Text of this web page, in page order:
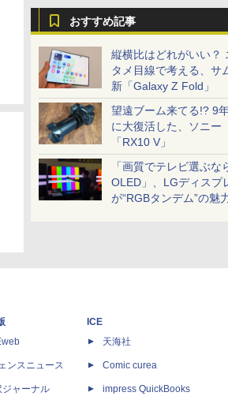
おすすめ記事
縦横比はどれがいい？
タメ目線で考える、サ
新「Galaxy Z Fold」
望遠ブーム来てる!? 9
に大復活した、ソニー
「RX10 V」
「画質でテレビ選ぶな
OLED」、LGディスプ
が“RGBタンデム”の魅
ンスニュース
ジャーナル
ICE
天海社
Comic curea
impress QuickBooks